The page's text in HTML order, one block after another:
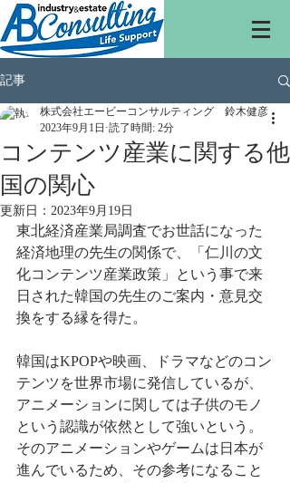
記事
コンテンツ産業に関する他
国の関心
株式会社エービーコンサルティング 鈴木健彦
2023年9月1日 読了時間: 2分
更新日： 2023年9月19日
東北経済産業局調査でお世話になった
経済地理の先生の関係で、「仁川の文
化コンテンツ産業政策」という事で来
日された韓国の先生のご案内・意見交
換をする縁を得た。
韓国はKPOPや映画、ドラマなどのコン
テンツを世界市場に発信しているが、
アニメーションに関しては子供のモノ
という認識が依然として強いという。
そのアニメーションやゲームは日本が
進んでいるため、その参考になること